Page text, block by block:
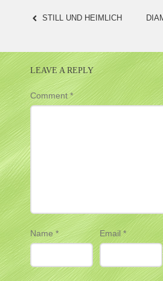
POST
NAVIGATION
STILL UND HEIMLICH
LEAVE A REPLY
Comment*
Name * Email*